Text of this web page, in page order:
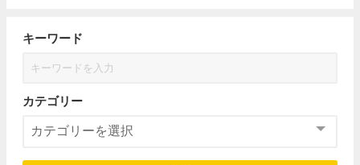
キーワード
カテゴリー